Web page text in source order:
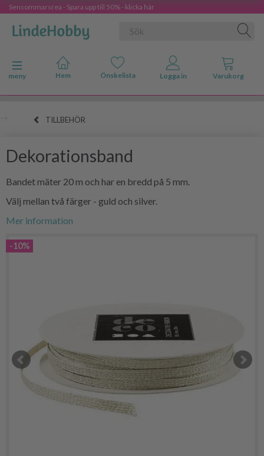
Sensommarsrea - Spara upp till 50% - klicka här
Ändra navigering
meny
TILLBEHÖR
Dekorationsband
Bandet mäter 20 m och har en bredd på 5 mm.
Välj mellan två färger - guld och silver.
Mer information
-10%